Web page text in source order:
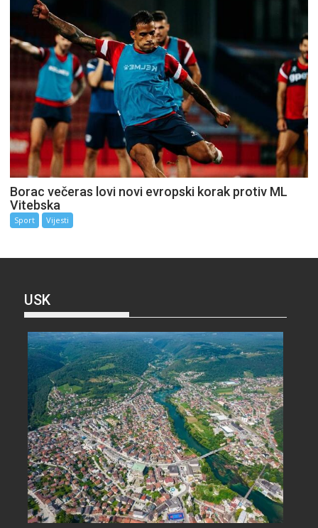
Borac večeras lovi novi evropski korak protiv ML
Vitebska
Sport Vijesti
USK